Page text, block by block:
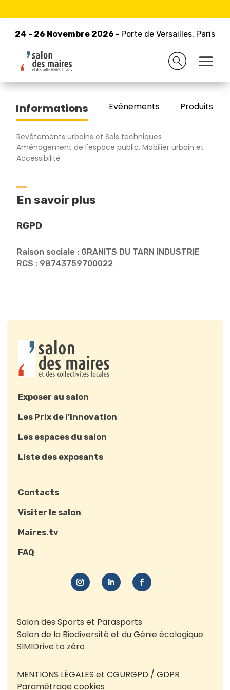
24 - 26 Novembre 2026 - Porte de Versailles, Paris
24 - 26 Novembre 2026 - Porte de Versailles, Paris
Retour à la liste des exposants
TARN VOIRIE
Informations Evénements Produits/
Revêtements urbains et Sols techniques
Aménagement de l'espace public, Mobilier urbain et
Accessibilité
En savoir plus
RGPD
Raison sociale : GRANITS DU TARN INDUSTRIE
RCS : 98743759700022
Exposer au salon
Les Prix de l’innovation
Les espaces du salon
Liste des exposants
Contacts
Visiter le salon
Maires.tv
FAQ
Salon des Sports et Parasports
Salon de la Biodiversité et du Génie écologique
SIMIDrive to zéro
MENTIONS LÉGALES et CGURGPD / GDPR
Paramétrage cookies